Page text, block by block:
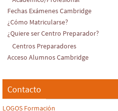
Fechas Exámenes Cambridge
¿Cómo Matricularse?
¿Quiere ser Centro Preparador?
Centros Preparadores
Acceso Alumnos Cambridge
Contacto
LOGOS Formación